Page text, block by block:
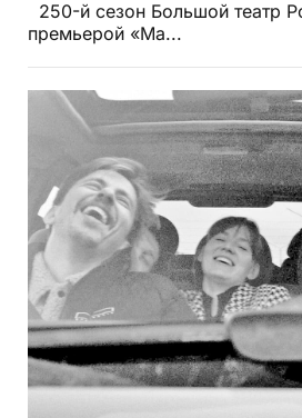
250-й сезон Большой театр
премьерой «Ма...